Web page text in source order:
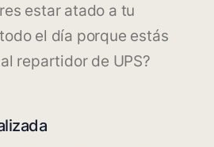
estar atado a tu
el día porque estás
repartidor de UPS?